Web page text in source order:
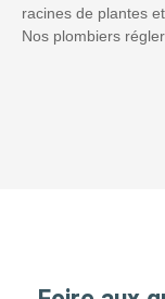
racines de plantes
Nos plombiers